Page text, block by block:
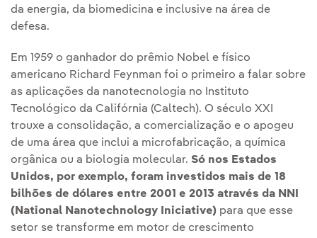
da energia, da biomedicina e inclusive na área de
defesa.
Em 1959 o ganhador do prêmio Nobel e físico
americano Richard Feynman foi o primeiro a falar sobre
as aplicações da nanotecnologia no Instituto
Tecnológico da Califórnia (Caltech). O século XXI
trouxe a consolidação, a comercialização e o apogeu
de uma área que inclui a microfabricação, a química
orgânica ou a biologia molecular. Só nos Estados
Unidos, por exemplo, foram investidos mais de 18
bilhões de dólares entre 2001 e 2013 através da NNI
(National Nanotechnology Iniciative) para que esse
setor se transforme em motor de crescimento